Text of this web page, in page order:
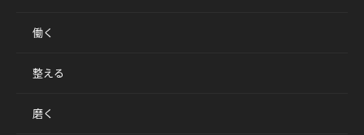
働く
整える
磨く